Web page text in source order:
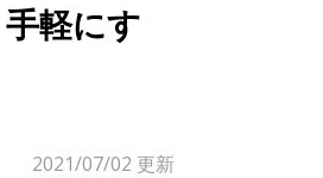
軽にす
2021/07/02 更新